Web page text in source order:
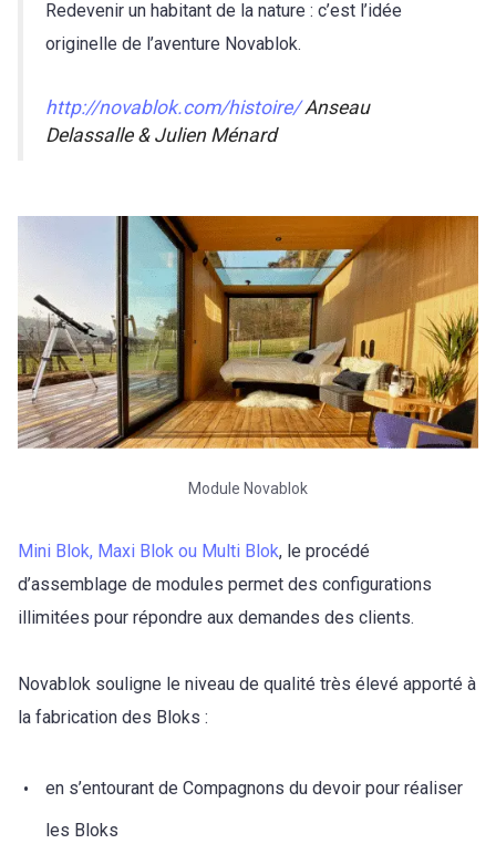
Redevenir un habitant de la nature : c’est l’idée
originelle de l’aventure Novablok.
http://novablok.com/histoire/Anseau
Delassalle & Julien Ménard
Module Novablok
Mini Blok, Maxi Blok ou Multi Blok, le procédé
d’assemblage de modules permet des configurations
illimitées pour répondre aux demandes des clients.
Novablok souligne le niveau de qualité très élevé apporté à
la fabrication des Bloks :
en s’entourant de Compagnons du devoir pour réaliser
les Bloks